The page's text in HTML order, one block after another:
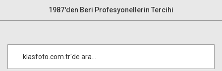
1987'den Beri Profesyonellerin Tercihi